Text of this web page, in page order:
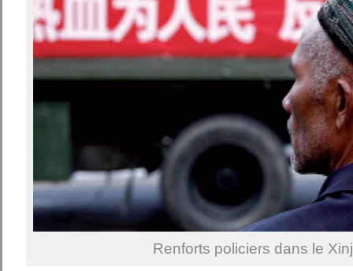
Renforts policiers dans le